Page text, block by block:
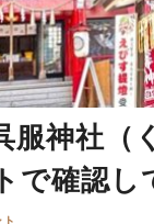
服神社
で確認し